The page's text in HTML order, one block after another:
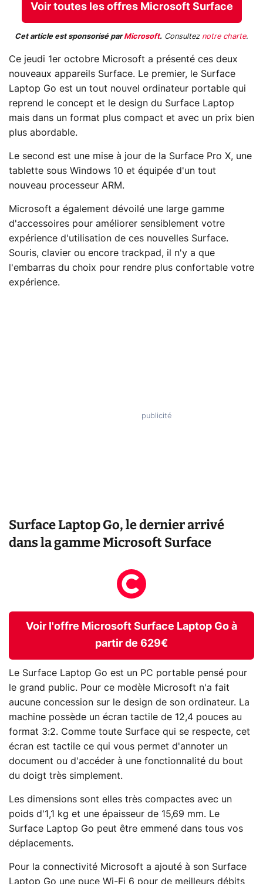
Voir toutes les offres Microsoft Surface
Cet article est sponsorisé parMicrosoft. Consultez notre charte.
Ce jeudi 1er octobre Microsoft a présenté ces deux
nouveaux appareils Surface. Le premier, le Surface
Laptop Go est un tout nouvel ordinateur portable qui
reprend le concept et le design du Surface Laptop
mais dans un format plus compact et avec un prix bien
plus abordable.
Le second est une mise à jour de la Surface Pro X, une
tablette sous Windows 10 et équipée d'un tout
nouveau processeur ARM.
Microsoft a également dévoilé une large gamme
d'accessoires pour améliorer sensiblement votre
expérience d'utilisation de ces nouvelles Surface.
Souris, clavier ou encore trackpad, il n'y a que
l'embarras du choix pour rendre plus confortable votre
expérience.
Surface Laptop Go, le dernier arrivé
dans la gamme Microsoft Surface
Voir l'offre Microsoft Surface Laptop Go à
partir de 629€
Le Surface Laptop Go est un PC portable pensé pour
le grand public. Pour ce modèle Microsoft n'a fait
aucune concession sur le design de son ordinateur. La
machine possède un écran tactile de 12,4 pouces au
format 3:2. Comme toute Surface qui se respecte, cet
écran est tactile ce qui vous permet d'annoter un
document ou d'accéder à une fonctionnalité du bout
du doigt très simplement.
Les dimensions sont elles très compactes avec un
poids d'1,1 kg et une épaisseur de 15,69 mm. Le
Surface Laptop Go peut être emmené dans tous vos
déplacements.
Pour la connectivité Microsoft a ajouté à son Surface
Laptop Go une puce Wi-Fi 6 pour de meilleurs débits